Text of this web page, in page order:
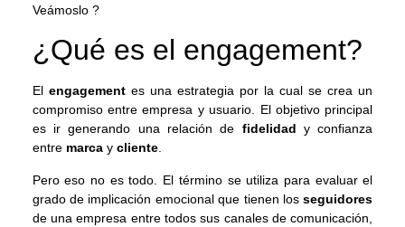
Veámoslo ?
¿Qué es el engagement?
El engagementes una estrategia por la cual se crea un
compromiso entre empresa y usuario. El objetivo principal
es ir generando una relación de fidelidad y confianza
entre marcay cliente.
Pero eso no es todo. El término se utiliza para evaluar el
grado de implicación emocional que tienen losseguidores
de una empresa entre todos sus canales de comunicación,